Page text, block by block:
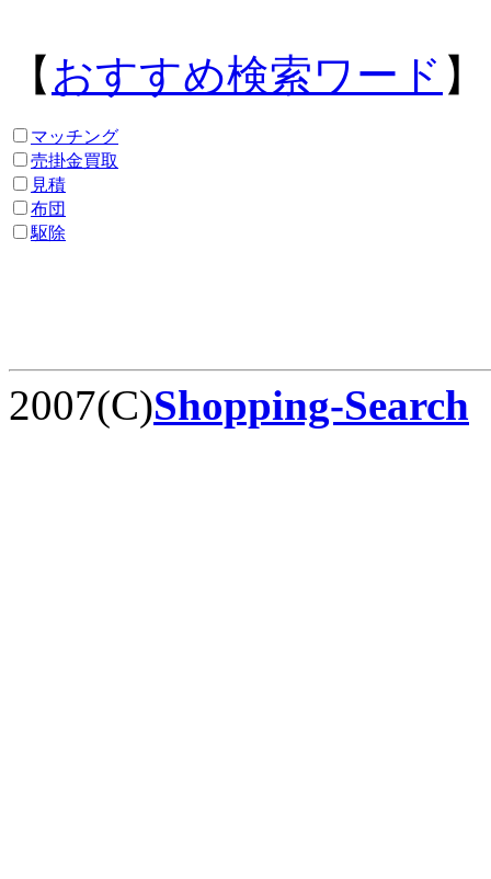
【 おすすめ検索ワード 】
マッチング
売掛金買取
見積
布団
駆除
2007(C)Shopping-Search